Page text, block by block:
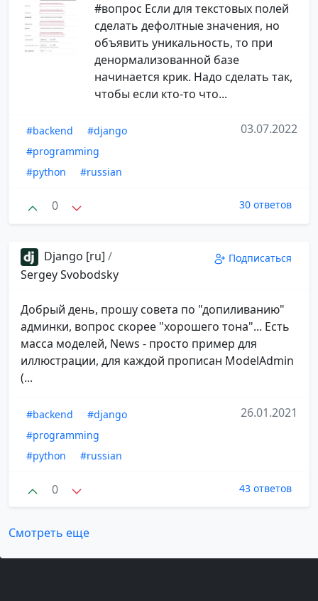
#вопрос Если для текстовых полей
сделать дефолтные значения, но
объявить уникальность, то при
денормализованной базе
начинается крик. Надо сделать так,
чтобы если кто-то что...
#backend
#django
#programming
#python
#russian
03.07.2022
0 30 ответов
Django [ru] /
Sergey Svobodsky
Подписаться
Добрый день, прошу совета по "допиливанию"
админки, вопрос скорее "хорошего тона"... Есть
масса моделей, News - просто пример для
иллюстрации, для каждой прописан ModelAdmin
(...
#backend
#django
#programming
#python
#russian
26.01.2021
0 43 ответов
Смотреть еще